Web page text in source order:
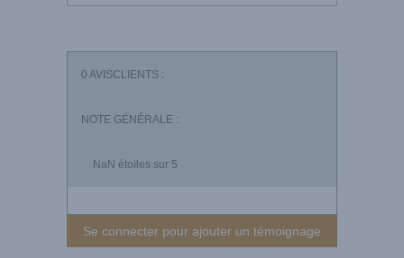
0 AVISCLIENTS :
NOTE GÉNÉRALE :
NaN étoiles sur 5
Se connecter pour ajouter un témoignage